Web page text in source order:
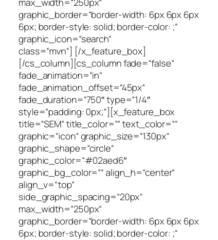
graphic_border=“border-width: 6px 6px 6px
6px; border-style: solid; border-color: ;“
graphic_icon=“search“
class=“mvn“] [/x_feature_box]
[/cs_column][cs_column fade=“false“
fade_animation=“in“
fade_animation_offset=“45px“
fade_duration=“750″ type=“1/4″
style=“padding: 0px;“][x_feature_box
title=“SEM“ title_color=““ text_color=““
graphic=“icon“ graphic_size=“130px“
graphic_shape=“circle“
graphic_color=“#02aed6″
graphic_bg_color=““ align_h=“center“
align_v=“top“
side_graphic_spacing=“20px“
max_width=“250px“
graphic_border=“border-width: 6px 6px 6px
6px; border-style: solid; border-color: ;“